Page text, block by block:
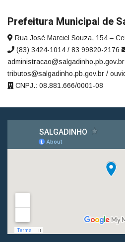
Prefeitura Municipal de
Rua José Marciel Souza, 154 –
(83) 3424-1014 / 83 99820-2176
tributos@salgadinho.pb.gov.br /
CNPJ.: 08.881.666/0001-08